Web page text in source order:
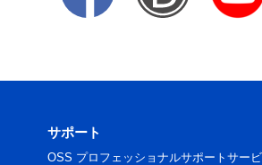
サポート
OSS プロフェッショナルサポートサー